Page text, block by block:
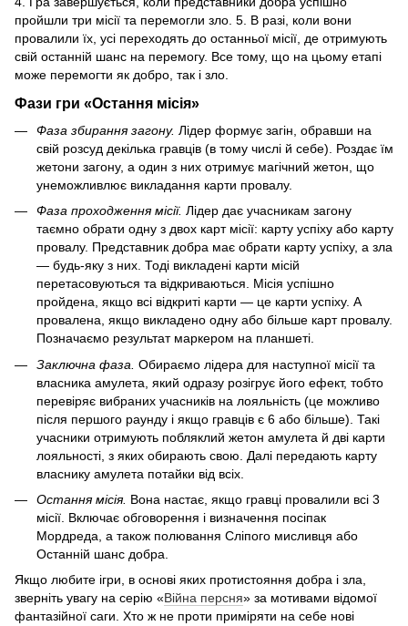
пройшли три місії та перемогли зло. 5. В разі, коли вони
провалили їх, усі переходять до останньої місії, де отримують
свій останній шанс на перемогу. Все тому, що на цьому етапі
може перемогти як добро, так і зло.
Фази гри «Остання місія»
Фаза збирання загону. Лідер формує загін, обравши на
свій розсуд декілька гравців (в тому числі й себе). Роздає їм
жетони загону, а один з них отримує магічний жетон, що
унеможливлює викладання карти провалу.
Фаза проходження місії. Лідер дає учасникам загону
таємно обрати одну з двох карт місії: карту успіху або карту
провалу. Представник добра має обрати карту успіху, а зла
— будь-яку з них. Тоді викладені карти місій
перетасовуються та відкриваються. Місія успішно
пройдена, якщо всі відкриті карти — це карти успіху. А
провалена, якщо викладено одну або більше карт провалу.
Позначаємо результат маркером на планшеті.
Заключна фаза. Обираємо лідера для наступної місії та
власника амулета, який одразу розігрує його ефект, тобто
перевіряє вибраних учасників на лояльність (це можливо
після першого раунду і якщо гравців є 6 або більше). Такі
учасники отримують побляклий жетон амулета й дві карти
лояльності, з яких обирають свою. Далі передають карту
власнику амулета потайки від всіх.
Остання місія. Вона настає, якщо гравці провалили всі 3
місії. Включає обговорення і визначення посіпак
Мордреда, а також полювання Сліпого мисливця або
Останній шанс добра.
Якщо любите ігри, в основі яких протистояння добра і зла,
зверніть увагу на серію «Війна персня» за мотивами відомої
фантазійної саги. Хто ж не проти приміряти на себе нові